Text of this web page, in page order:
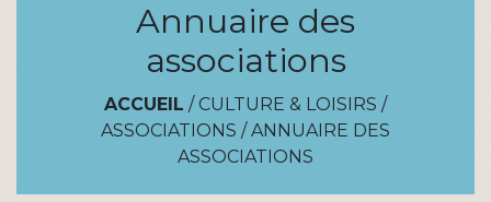
Annuaire des
associations
ACCUEIL / CULTURE & LOISIRS /
ASSOCIATIONS /ANNUAIRE DES
ASSOCIATIONS